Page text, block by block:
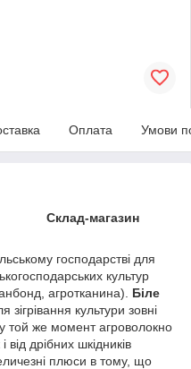
Оплата Умови
Склад-магазин
господарстві для
культур
агротканина). Біле
зігрівання культури зовні
той же момент агроволокно
від дрібних шкідників
плюси в тому, що